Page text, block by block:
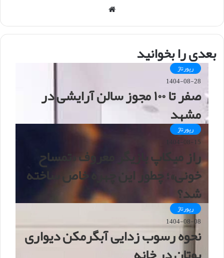
س
بعدی را بخوانید
رپورتاژ
1404-08-28
صفر تا ۱۰۰ مجوز سالن آرایشی در
مشهد
رپورتاژ
1404-08-15
راز میکاپ بازیگر معروف «تمساح
خونی»؛ چطور این چهره خاص ساخته
شد؟
رپورتاژ
1404-08-08
نحوه رسوب زدایی آبگرمکن دیواری